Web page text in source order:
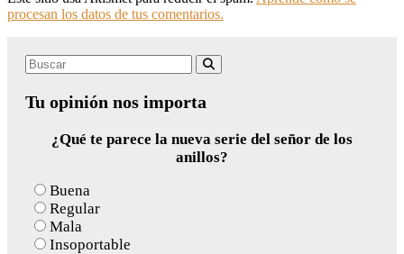
procesan los datos de tus comentarios.
Search
Tu opinión nos importa
¿Qué te parece la nueva serie del señor de los
anillos?
Buena
Regular
Mala
Insoportable